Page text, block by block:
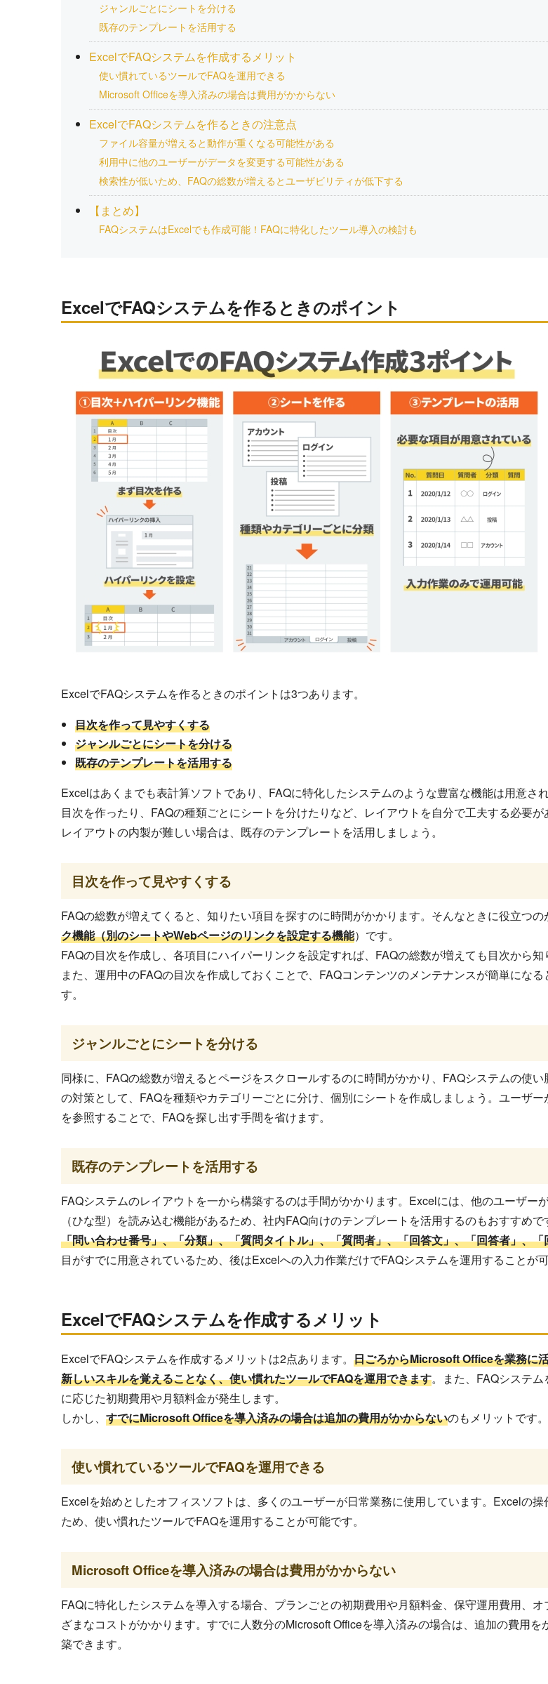
ジャンルごとにシートを分ける
既存のテンプレートを活用する
ExcelでFAQシステムを作成するメリット
使い慣れているツールでFAQを運用できる
Microsoft Officeを導入済みの場合は費用がかからない
ExcelでFAQシステムを作るときの注意点
ファイル容量が増えると動作が重くなる可能性がある
利用中に他のユーザーがデータを変更する可能性がある
検索性が低いため、FAQの総数が増えるとユーザビリティが低下する
【まとめ】
FAQシステムはExcelでも作成可能！FAQに特化したツール導入の検討も
ExcelでFAQシステムを作るときのポイント
ExcelでFAQシステムを作るときのポイントは3つあります。
目次を作って見やすくする
ジャンルごとにシートを分ける
既存のテンプレートを活用する
Excelはあくまでも表計算ソフトであり、FAQに特化したシステムのような豊富な機能は用意さ
目次を作ったり、FAQの種類ごとにシートを分けたりなど、レイアウトを自分で工夫する必要が
レイアウトの内製が難しい場合は、既存のテンプレートを活用しましょう。
目次を作って見やすくする
FAQの総数が増えてくると、知りたい項目を探すのに時間がかかります。そんなときに役立つの
ク機能（別のシートやWebページのリンクを設定する機能）です。
FAQの目次を作成し、各項目にハイパーリンクを設定すれば、FAQの総数が増えても目次から知
また、運用中のFAQの目次を作成しておくことで、FAQコンテンツのメンテナンスが簡単になる
す。
ジャンルごとにシートを分ける
同様に、FAQの総数が増えるとページをスクロールするのに時間がかかり、FAQシステムの使
の対策として、FAQを種類やカテゴリーごとに分け、個別にシートを作成しましょう。ユーザー
を参照することで、FAQを探し出す手間を省けます。
既存のテンプレートを活用する
FAQシステムのレイアウトを一から構築するのは手間がかかります。Excelには、他のユーザー
（ひな型）を読み込む機能があるため、社内FAQ向けのテンプレートを活用するのもおすすめで
「問い合わせ番号」、「分類」、「質問タイトル」、「質問者」、「回答文」、「回答者」、「
目がすでに用意されているため、後はExcelへの入力作業だけでFAQシステムを運用することが可
ExcelでFAQシステムを作成するメリット
ExcelでFAQシステムを作成するメリットは2点あります。 日ごろからMicrosoft Officeを業務に
新しいスキルを覚えることなく、使い慣れたツールでFAQを運用できます。また、FAQシステ
に応じた初期費用や月額料金が発生します。
しかし、 すでにMicrosoft Officeを導入済みの場合は追加の費用がかからないのもメリットです。
使い慣れているツールでFAQを運用できる
Excelを始めとしたオフィスソフトは、多くのユーザーが日常業務に使用しています。Excelの
ため、使い慣れたツールでFAQを運用することが可能です。
Microsoft Officeを導入済みの場合は費用がかからない
FAQに特化したシステムを導入する場合、プランごとの初期費用や月額料金、保守運用費用、オ
ざまなコストがかかります。すでに人数分のMicrosoft Officeを導入済みの場合は、追加の費用を
築できます。